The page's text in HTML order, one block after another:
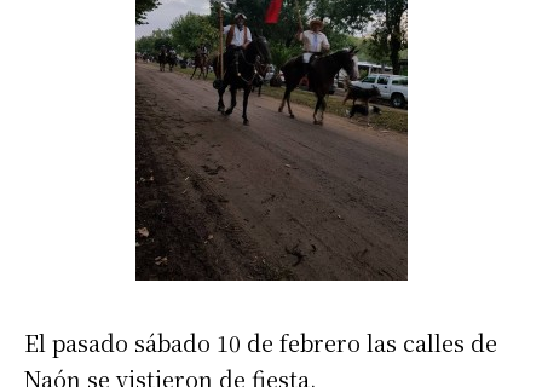
El pasado sábado 10 de febrero las calles de
Naón se vistieron de fiesta.